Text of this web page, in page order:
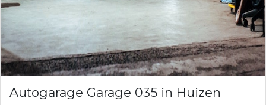
Autogarage Garage 035 in Huizen